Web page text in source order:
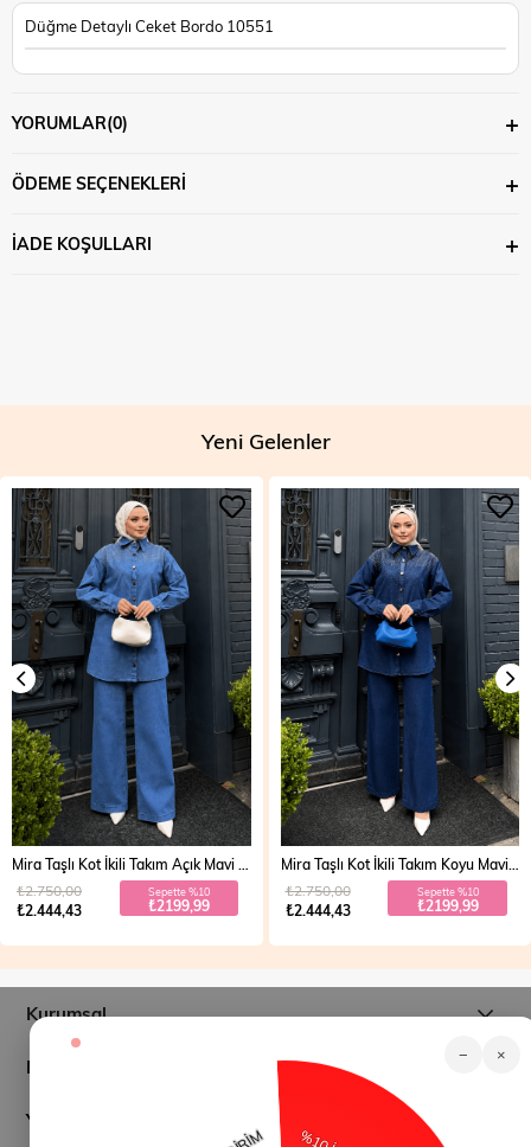
Düğme Detaylı Ceket Bordo 10551
YORUMLAR(0)
ÖDEME SEÇENEKLERI
İADE KOŞULLARI
Yeni Gelenler
₺2.444,43
₺2.750,00 Sepette %10
₺2199,99
Mira Taşlı Kot İkili Takım Koyu Mavi 19286
₺2.444,43
₺2.750,00 Sepette %10
₺2199,99
Kurumsal
Müşteri İlişkileri
Yardım
− ×